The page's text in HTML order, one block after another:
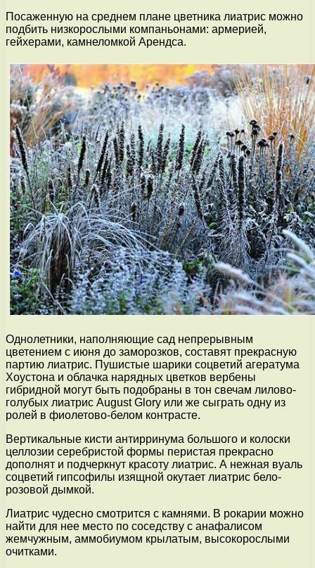
Посаженную на среднем плане цветника лиатрис можно
подбить низкорослыми компаньонами: армерией,
гейхерами, камнеломкой Арендса.
Однолетники, наполняющие сад непрерывным
цветением с июня до заморозков, составят прекрасную
партию лиатрис. Пушистые шарики соцветий агератума
Хоустона и облачка нарядных цветков вербены
гибридной могут быть подобраны в тон свечам лилово-
голубых лиатрис August Glory или же сыграть одну из
ролей в фиолетово-белом контрасте.
Вертикальные кисти антирринума большого и колоски
целлозии серебристой формы перистая прекрасно
дополнят и подчеркнут красоту лиатрис. А нежная вуаль
соцветий гипсофилы изящной окутает лиатрис бело-
розовой дымкой.
Лиатрис чудесно смотрится с камнями. В рокарии можно
найти для нее место по соседству с анафалисом
жемчужным, аммобиумом крылатым, высокорослыми
очитками.